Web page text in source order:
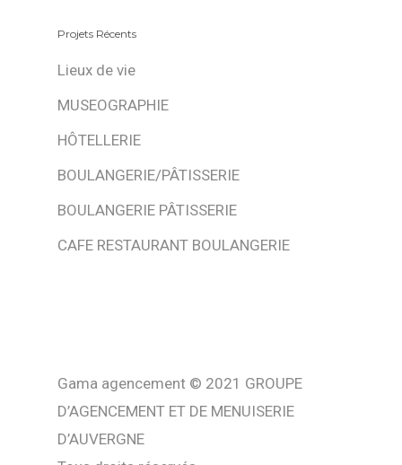
Projets Récents
Lieux de vie
MUSEOGRAPHIE
HÔTELLERIE
BOULANGERIE/PÂTISSERIE
BOULANGERIE PÂTISSERIE
CAFE RESTAURANT BOULANGERIE
Gama agencement © 2021 GROUPE
D’AGENCEMENT ET DE MENUISERIE
D’AUVERGNE